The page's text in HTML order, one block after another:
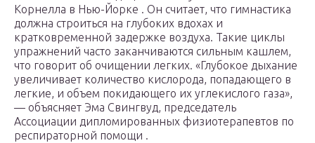
Корнелла в Нью-Йорке . Он считает, что гимнастика
должна строиться на глубоких вдохах и
кратковременной задержке воздуха. Такие циклы
упражнений часто заканчиваются сильным кашлем,
что говорит об очищении легких. «Глубокое дыхание
увеличивает количество кислорода, попадающего в
легкие, и объем покидающего их углекислого газа»,
— объясняет Эма Свингвуд, председатель
Ассоциации дипломированных физиотерапевтов по
респираторной помощи .